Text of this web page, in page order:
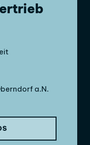
a.N.